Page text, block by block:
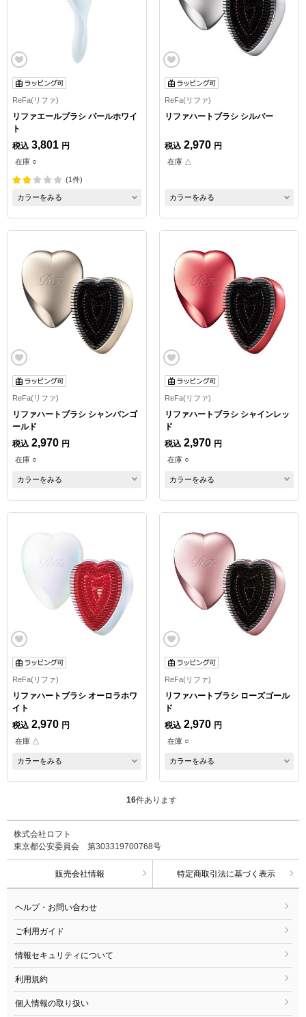
ReFa(リファ)
リファエールブラシ パールホワイ
ト
税込 3,801 円
在庫 ○
(1件)
カラーをみる
ReFa(リファ)
リファハートブラシ シルバー
税込 2,970 円
在庫 △
カラーをみる
ReFa(リファ)
リファハートブラシ シャンパンゴ
ールド
税込 2,970 円
在庫 ○
カラーをみる
ReFa(リファ)
リファハートブラシ シャインレッ
ド
税込 2,970 円
在庫 ○
カラーをみる
ReFa(リファ)
リファハートブラシ オーロラホワ
イト
税込 2,970 円
在庫 △
カラーをみる
ReFa(リファ)
リファハートブラシ ローズゴール
ド
税込 2,970 円
在庫 ○
カラーをみる
16件あります
株式会社ロフト
東京都公安委員会 第303319700768号
販売会社情報 特定商取引法に基づく表示
ヘルプ・お問い合わせ
ご利用ガイド
情報セキュリティについて
利用規約
個人情報の取り扱い